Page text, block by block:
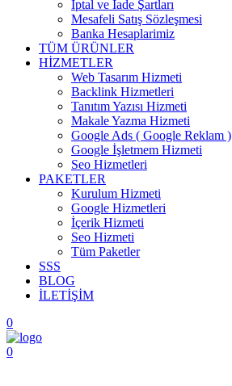
İptal ve İade Şartları
Mesafeli Satış Sözleşmesi
Banka Hesaplarimiz
TÜM ÜRÜNLER
HİZMETLER
Web Tasarım Hizmeti
Backlink Hizmetleri
Tanıtım Yazısı Hizmeti
Makale Yazma Hizmeti
Google Ads ( Google Reklam )
Google İşletmem Hizmeti
Seo Hizmetleri
PAKETLER
Kurulum Hizmeti
Google Hizmetleri
İçerik Hizmeti
Seo Hizmeti
Tüm Paketler
SSS
BLOG
İLETİŞİM
0
0